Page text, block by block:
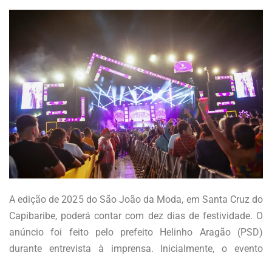
A edição de 2025 do São João da Moda, em Santa Cruz do
Capibaribe, poderá contar com dez dias de festividade. O
anúncio foi feito pelo prefeito Helinho Aragão (PSD)
durante entrevista à imprensa. Inicialmente, o evento